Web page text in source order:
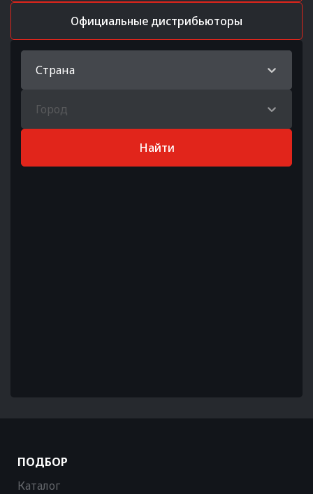
Официальные дистрибьюторы
Страна
Город
Найти
ПОДБОР
Каталог